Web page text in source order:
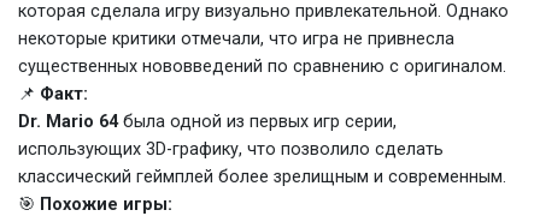
которая сделала игру визуально привлекательной. Однако
некоторые критики отмечали, что игра не привнесла
существенных нововведений по сравнению с оригиналом.
📌 Факт:
Dr. Mario 64была одной из первых игр серии,
использующих 3D-графику, что позволило сделать
классический геймплей более зрелищным и современным.
🎯 Похожие игры: